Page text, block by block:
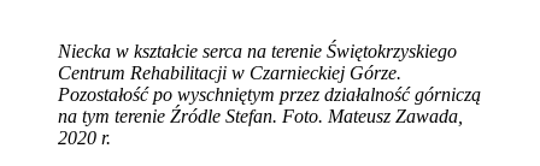
Niecka w kształcie serca na terenie Świętokrzyskiego
Centrum Rehabilitacji w Czarnieckiej Górze.
Pozostałość po wyschniętym przez działalność górniczą
na tym terenie Źródle Stefan. Foto. Mateusz Zawada,
2020 r.